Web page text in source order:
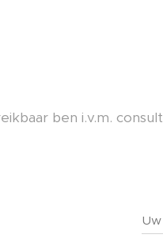
ben i.v.m.